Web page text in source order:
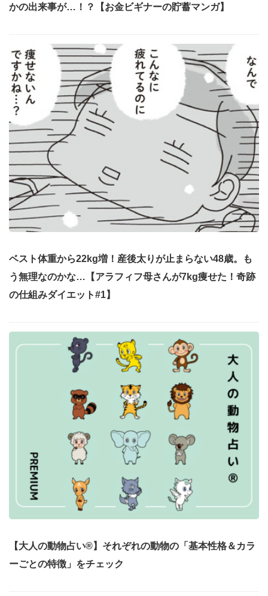
かの出来事が…！？【お金ビギナーの貯蓄マンガ】
ベスト体重から22kg増！産後太りが止まらない48歳。も
う無理なのかな…【アラフィフ母さんが7kg痩せた！奇跡
の仕組みダイエット#1】
【大人の動物占い®】それぞれの動物の「基本性格＆カラ
ーごとの特徴」をチェック